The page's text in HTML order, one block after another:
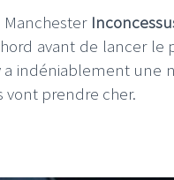
Manchester
avant de lancer
a indéniablement
vont prendre cher.